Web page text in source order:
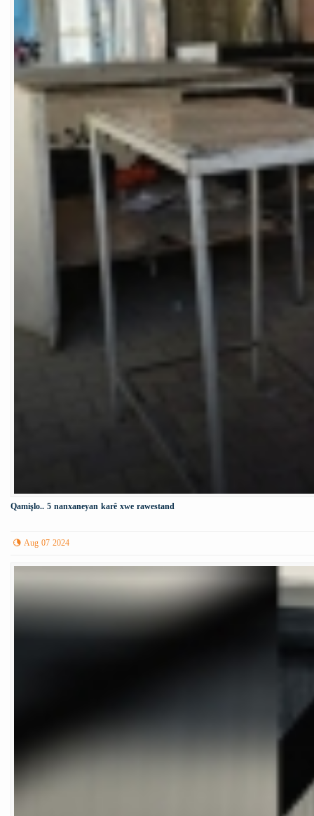
Qamişlo.. 5 nanxaneyan karê xwe rawestand
Aug 07 2024